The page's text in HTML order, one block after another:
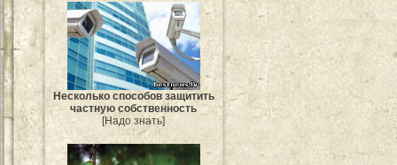
Несколько способов защитить
частную собственность
[Надо знать]